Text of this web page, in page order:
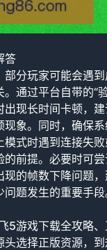
答
部分玩家可能会遇
通过平台自带的“
出现长时间卡顿，
象。同时，确保
模式时遇到连接失
前提。必要时可
现的帧数下降问题
题发生的重要手段
5游戏下载全攻略
头选择正版资源，